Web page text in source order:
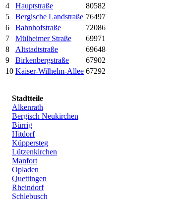
4
Hauptstraße
80582
5
Bergische Landstraße 76497
6
Bahnhofstraße
72086
7
Mülheimer Straße
69971
8
Altstadtstraße
69648
9
Birkenbergstraße
67902
10 Kaiser-Wilhelm-Allee 67292
Stadtteile
Alkenrath
Bergisch Neukirchen
Bürrig
Hitdorf
Küppersteg
Lützenkirchen
Manfort
Opladen
Quettingen
Rheindorf
Schlebusch